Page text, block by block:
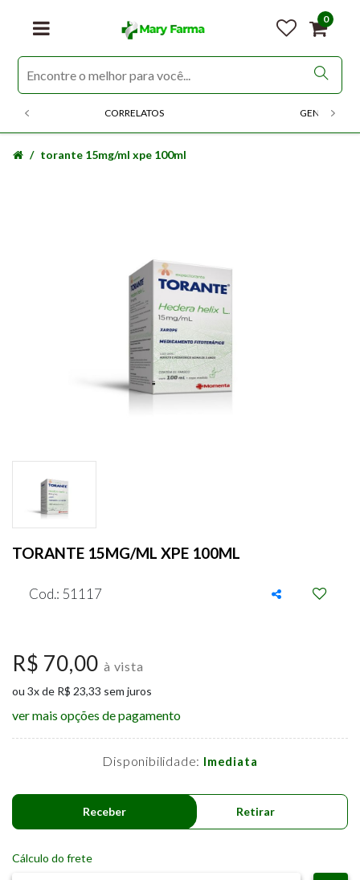
0
CORRELATOS GENERICOS
torante 15mg/ml xpe 100ml
TORANTE 15MG/ML XPE 100ML
Cod.: 51117
R$ 70,00à vista
ou 3x de R$ 23,33 sem juros
ver mais opções de pagamento
Disponibilidade: Imediata
Receber Retirar
Cálculo do frete